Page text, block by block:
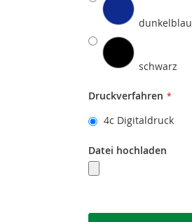
dunkelblau
schwarz
Druckverfahren
4c Digitaldruck
Datei hochladen